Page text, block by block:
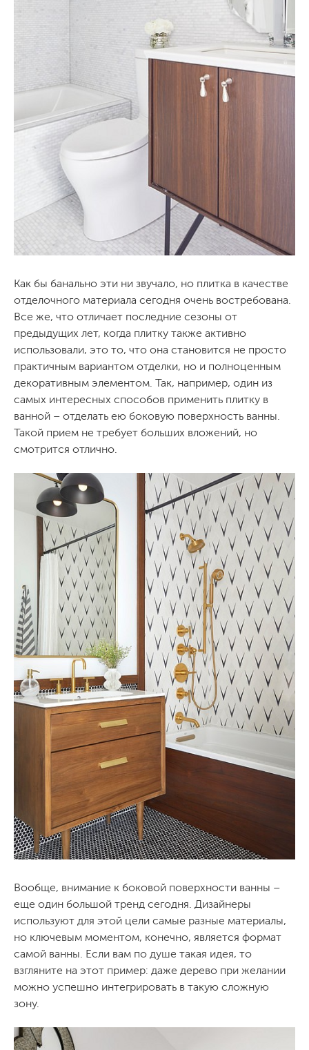
Как бы банально эти ни звучало, но плитка в качестве
отделочного материала сегодня очень востребована.
Все же, что отличает последние сезоны от
предыдущих лет, когда плитку также активно
использовали, это то, что она становится не просто
практичным вариантом отделки, но и полноценным
декоративным элементом. Так, например, один из
самых интересных способов применить плитку в
ванной – отделать ею боковую поверхность ванны.
Такой прием не требует больших вложений, но
смотрится отлично.
Вообще, внимание к боковой поверхности ванны –
еще один большой тренд сегодня. Дизайнеры
используют для этой цели самые разные материалы,
но ключевым моментом, конечно, является формат
самой ванны. Если вам по душе такая идея, то
взгляните на этот пример: даже дерево при желании
можно успешно интегрировать в такую сложную
зону.